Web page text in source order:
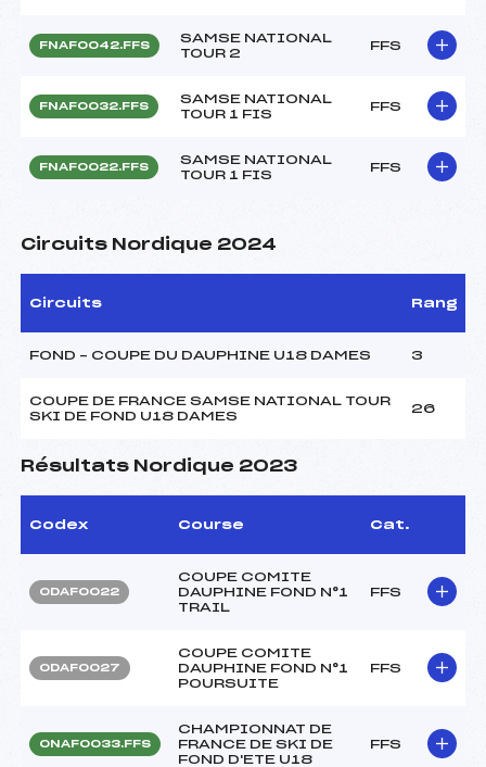
FNAF0042.FFS
SAMSE NATIONAL
TOUR 2
FFS
FNAF0032.FFS
SAMSE NATIONAL
TOUR 1 FIS
FFS
FNAF0022.FFS
SAMSE NATIONAL
TOUR 1 FIS
FFS
Circuits Nordique 2024
Circuits Rang
FOND – COUPE DU DAUPHINE U18 DAMES 3
COUPE DE FRANCE SAMSE NATIONAL TOUR
SKI DE FOND U18 DAMES
26
Résultats Nordique 2023
Codex Course Cat.
ODAF0022
COUPE COMITE
DAUPHINE FOND N°1
TRAIL
FFS
ODAF0027
COUPE COMITE
DAUPHINE FOND N°1
POURSUITE
FFS
ONAF0033.FFS
CHAMPIONNAT DE
FRANCE DE SKI DE
FOND D'ETE U18
FFS